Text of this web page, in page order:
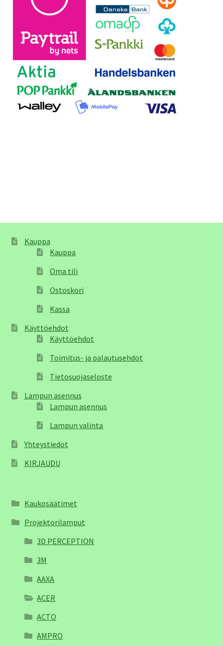
Kauppa
Kauppa
Oma tili
Ostoskori
Kassa
Käyttöehdot
Käyttöehdot
Toimitus- ja palautusehdot
Tietosuojaseloste
Lampun asennus
Lampun asennus
Lampun valinta
Yhteystiedot
KIRJAUDU
Kaukosäätimet
Projektorilamput
3D PERCEPTION
3M
AAXA
ACER
ACTO
AMPRO